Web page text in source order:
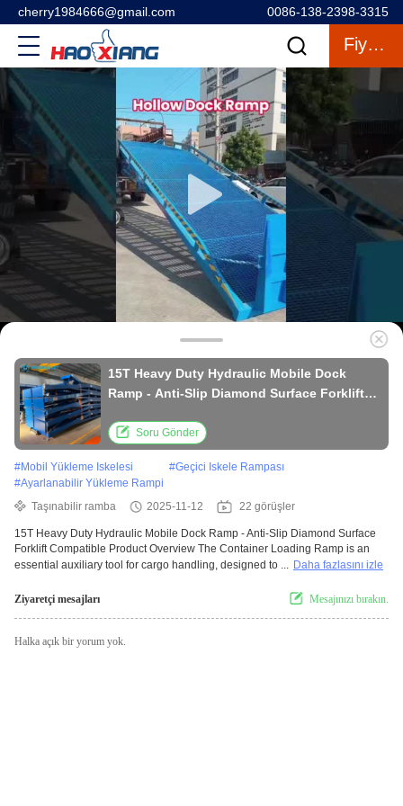
cherry1984666@gmail.com 0086-138-2398-3315
Fiyat Teklifi
15T Heavy Duty Hydraulic Mobile Dock
Ramp - Anti-Slip Diamond Surface Forklift
Soru Gönder
#Mobil Yükleme Iskelesi #Geçici Iskele Rampası
#Ayarlanabilir Yükleme Rampi
Taşınabilir ramba
2025-11-12 22 görüşler
15T Heavy Duty Hydraulic Mobile Dock Ramp - Anti-Slip Diamond Surface
Forklift Compatible Product Overview The Container Loading Ramp is an
essential auxiliary tool for cargo handling, designed to ... Daha fazlasını izle
Ziyaretçi mesajları Mesajınızı bırakın.
Halka açık bir yorum yok.